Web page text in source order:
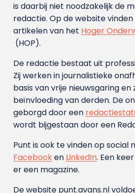
is daarbij niet noodzakelijk de
redactie. Op de website
artikelen van het Hoger
(HOP).
De redactie bestaat uit
Zij werken in journalistieke
basis van vrije nieuwsgaring en
beïnvloeding van derden. De
geborgd door een
wordt bijgestaan door een
Punt is ook te vinden op social
Facebooken LinkedIn. Een
er een magazine.
De website punt.avans.nl